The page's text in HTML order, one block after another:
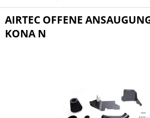
AIRTEC OFFENE
KONA N